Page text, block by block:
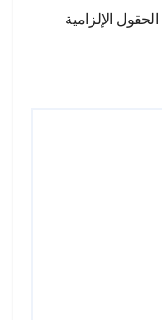
الحقول الإلزامية